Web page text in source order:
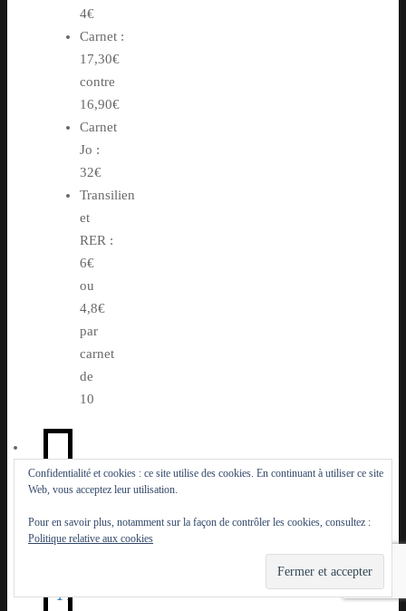
4€
Carnet :
17,30€
contre
16,90€
Carnet
Jo :
32€
Transilien
et
RER :
6€
ou
4,8€
par
carnet
de
10
A
Confidentialité et cookies : ce site utilise des cookies. En continuant à utiliser ce site
Web, vous acceptez leur utilisation.
Pour en savoir plus, notamment sur la façon de contrôler les cookies, consultez :
Politique relative aux cookies